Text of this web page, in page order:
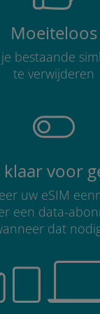
Moeiteloos
je bestaande
te verwijderen
voor
uw eSIM
een data-
dat